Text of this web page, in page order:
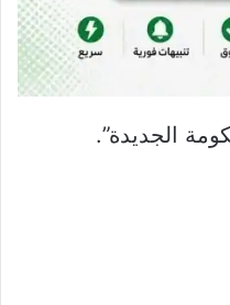
الجديدة”.